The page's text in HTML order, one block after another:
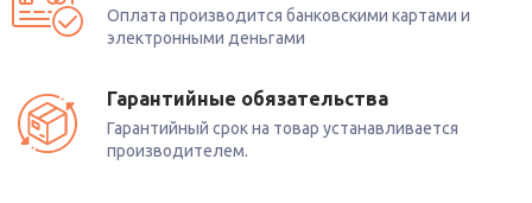
Оплата производится банковскими картами и
электронными деньгами
Гарантийные обязательства
Гарантийный срок на товар устанавливается
производителем.